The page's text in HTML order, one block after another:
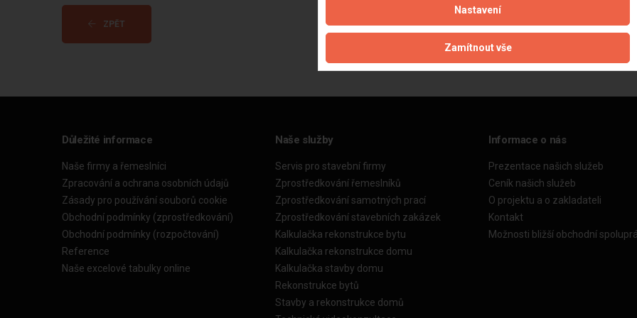
ZPĚT Aktualizováno z portálu ARES dne 01.12.2024 14:30:09
Důležité informace
Naše firmy a řemeslníci
Zpracování a ochrana osobních údajů
Zásady pro používání souborů cookie
Obchodní podmínky (zprostředkování)
Obchodní podmínky (rozpočtování)
Reference
Naše excelové tabulky online
Naše služby
Servis pro stavební firmy
Zprostředkování řemeslníků
Zprostředkování samotných prací
Zprostředkování stavebních zakázek
Kalkulačka rekonstrukce bytu
Kalkulačka rekonstrukce domu
Kalkulačka stavby domu
Rekonstrukce bytů
Stavby a rekonstrukce domů
Informace o nás
Prezentace našich služeb
Ceník našich služeb
O projektu a o zakladateli
Kontakt
Možnosti bližší obchodní
Nastavení
Zamítnout vše